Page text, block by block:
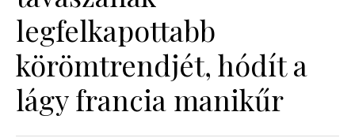
PSZICHÉ
ÉLETMÓD
legfelkapottabb
körömtrendjét, hódít a
lágy francia manikűr